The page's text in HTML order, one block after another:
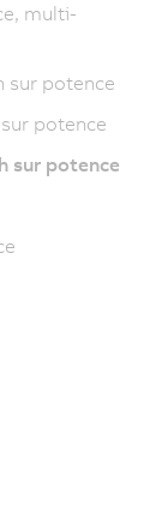
multi-
sur potence
potence
sur potence